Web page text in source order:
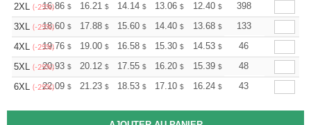
2XL (-25%)16.86 $ 16.21 $ 14.14 $ 13.06 $ 12.40 $ 12.19
398
3XL (-25%)18.60 $ 17.88 $ 15.60 $ 14.40 $ 13.68 $ 13.44
133
4XL (-25%)19.76 $ 19.00 $ 16.58 $ 15.30 $ 14.53 $ 14.28
46
5XL (-25%)20.93 $ 20.12 $ 17.55 $ 16.20 $ 15.39 $ 15.12
48
6XL (-25%)22.09 $ 21.23 $ 18.53 $ 17.10 $ 16.24 $ 15.96
43